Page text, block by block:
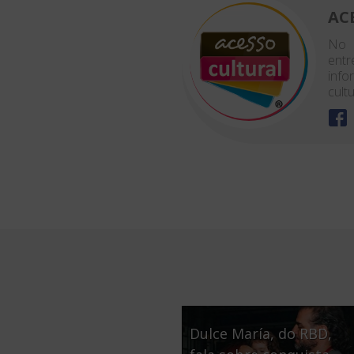
No
Dulce María, do RBD,